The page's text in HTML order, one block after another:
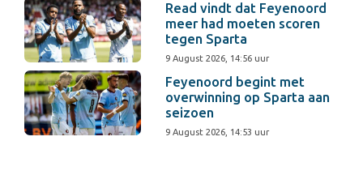
Read vindt dat Feyenoord
meer had moeten scoren
tegen Sparta
9 August 2026, 14:56 uur
Feyenoord begint met
overwinning op Sparta aan
seizoen
9 August 2026, 14:53 uur